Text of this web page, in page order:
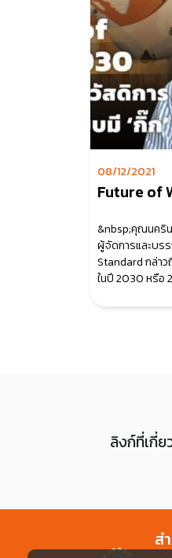
08/12/2021
Future of
&nbsp;คุณนคริ
ผู้จัดการและบร
Standard กล่าว
ในปี 2030 หรือ
ลิงก์ที่เกี่ย
ส